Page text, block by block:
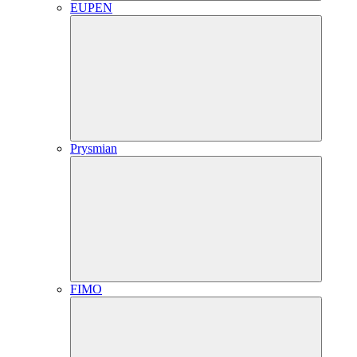
EUPEN
Prysmian
FIMO